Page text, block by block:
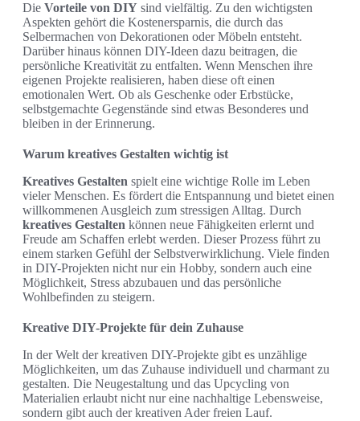
Die Vorteile von DIY sind vielfältig. Zu den wichtigsten
Aspekten gehört die Kostenersparnis, die durch das
Selbermachen von Dekorationen oder Möbeln entsteht.
Darüber hinaus können DIY-Ideen dazu beitragen, die
persönliche Kreativität zu entfalten. Wenn Menschen ihre
eigenen Projekte realisieren, haben diese oft einen
emotionalen Wert. Ob als Geschenke oder Erbstücke,
selbstgemachte Gegenstände sind etwas Besonderes und
bleiben in der Erinnerung.
Warum kreatives Gestalten wichtig ist
Kreatives Gestalten spielt eine wichtige Rolle im Leben
vieler Menschen. Es fördert die Entspannung und bietet einen
willkommenen Ausgleich zum stressigen Alltag. Durch
kreatives Gestalten können neue Fähigkeiten erlernt und
Freude am Schaffen erlebt werden. Dieser Prozess führt zu
einem starken Gefühl der Selbstverwirklichung. Viele finden
in DIY-Projekten nicht nur ein Hobby, sondern auch eine
Möglichkeit, Stress abzubauen und das persönliche
Wohlbefinden zu steigern.
Kreative DIY-Projekte für dein Zuhause
In der Welt der kreativen DIY-Projekte gibt es unzählige
Möglichkeiten, um das Zuhause individuell und charmant zu
gestalten. Die Neugestaltung und das Upcycling von
Materialien erlaubt nicht nur eine nachhaltige Lebensweise,
sondern gibt auch der kreativen Ader freien Lauf.